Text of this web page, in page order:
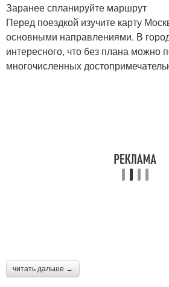
Заранее спланируйте маршрут
Перед поездкой изучите карту
основными направлениями. В
интересного, что без плана можно
многочисленных
читать дальше →